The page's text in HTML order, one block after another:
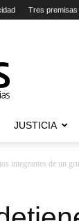
Tres premisas
JUSTICIA
integrantes de un